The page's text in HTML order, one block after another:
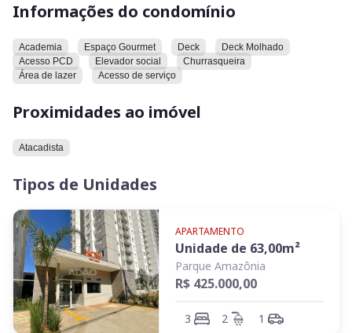
também com 1 vaga de garagem coberta.O condomínio
Informações do condomínio
Academia Espaço Gourmet Deck
Deck Molhado
Acesso PCD
Elevador social
Churrasqueira
Área de lazer
Acesso de serviço
Proximidades ao imóvel
Atacadista
Tipos de Unidades
APARTAMENTO
Unidade de 63,00m²
Parque Amazônia
R$ 425.000,00
3 2 1